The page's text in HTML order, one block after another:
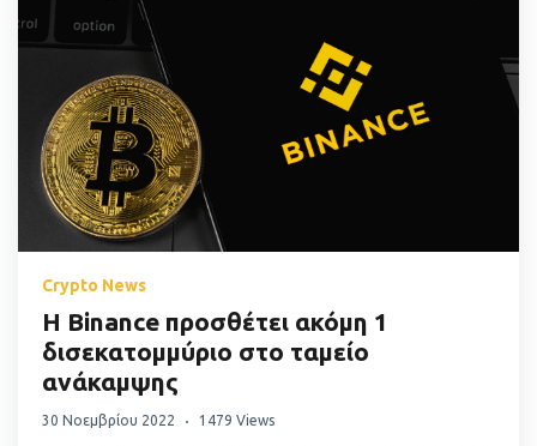
Crypto News
Η Binance προσθέτει ακόμη 1
δισεκατομμύριο στο ταμείο
ανάκαμψης
30 Νοεμβρίου 2022 1479 Views